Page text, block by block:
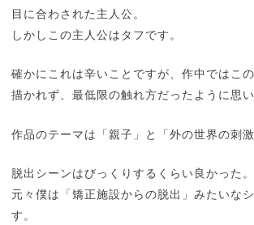
目に合わされた主人公。
しかしこの主人公はタフです。
確かにこれは辛いことですが、作中ではこ
描かれず、最低限の触れ方だったように思い
作品のテーマは「親子」と「外の世界の刺激
脱出シーンはびっくりするくらい良かった。
元々僕は「矯正施設からの脱出」みたいな
す。